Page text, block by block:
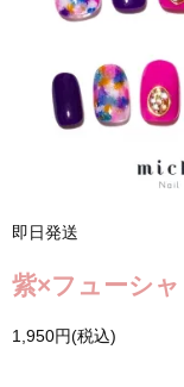
即日発送
紫×フューシ
1,950円(税込)